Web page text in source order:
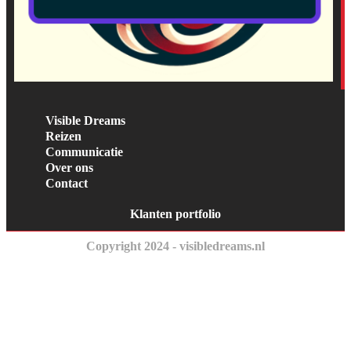
Visible Dreams
Reizen
Communicatie
Over ons
Contact
Klanten portfolio
Copyright 2024 - visibledreams.nl